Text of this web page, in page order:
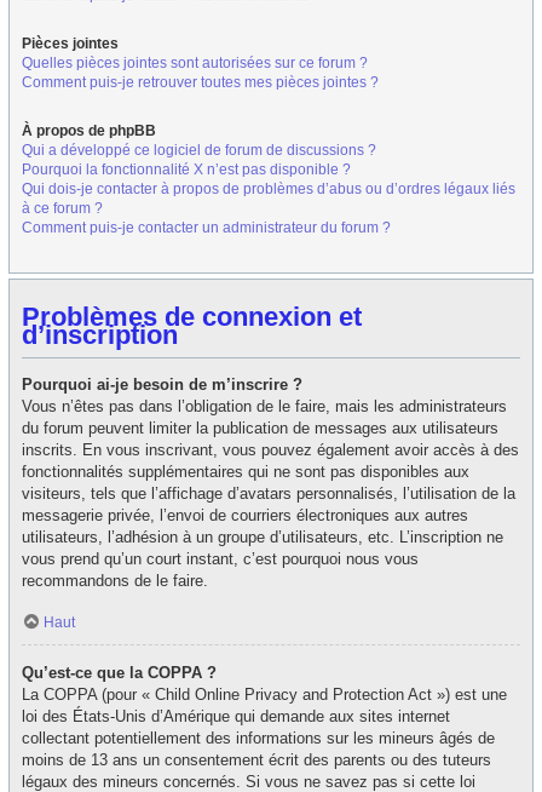
Pièces jointes
Quelles pièces jointes sont autorisées sur ce forum ?
Comment puis-je retrouver toutes mes pièces jointes ?
À propos de phpBB
Qui a développé ce logiciel de forum de discussions ?
Pourquoi la fonctionnalité X n’est pas disponible ?
Qui dois-je contacter à propos de problèmes d’abus ou d’ordres légaux liés
à ce forum ?
Comment puis-je contacter un administrateur du forum ?
Problèmes de connexion et
d’inscription
Pourquoi ai-je besoin de m’inscrire ?
Vous n’êtes pas dans l’obligation de le faire, mais les administrateurs
du forum peuvent limiter la publication de messages aux utilisateurs
inscrits. En vous inscrivant, vous pouvez également avoir accès à des
fonctionnalités supplémentaires qui ne sont pas disponibles aux
visiteurs, tels que l’affichage d’avatars personnalisés, l’utilisation de la
messagerie privée, l’envoi de courriers électroniques aux autres
utilisateurs, l’adhésion à un groupe d’utilisateurs, etc. L’inscription ne
vous prend qu’un court instant, c’est pourquoi nous vous
recommandons de le faire.
Haut
Qu’est-ce que la COPPA ?
La COPPA (pour « Child Online Privacy and Protection Act ») est une
loi des États-Unis d’Amérique qui demande aux sites internet
collectant potentiellement des informations sur les mineurs âgés de
moins de 13 ans un consentement écrit des parents ou des tuteurs
légaux des mineurs concernés. Si vous ne savez pas si cette loi